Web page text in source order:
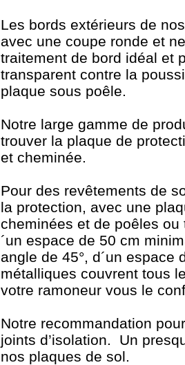
Les bords extérieurs de
avec une coupe ronde et
traitement de bord idéal et
transparent contre la
plaque sous poêle.
Notre large gamme de
trouver la plaque de
et cheminée.
Pour des revêtements de
la protection, avec une
cheminées et de poêles
´un espace de 50 cm
angle de 45°, d´un
métalliques couvrent tous
votre ramoneur vous le
Notre recommandation
joints d’isolation. Un
nos plaques de sol.